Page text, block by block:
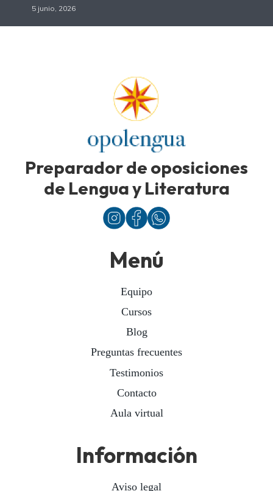
5 junio, 2026
Preparador de oposiciones
de Lengua y Literatura
Menú
Equipo
Cursos
Blog
Preguntas frecuentes
Testimonios
Contacto
Aula virtual
Información
Aviso legal